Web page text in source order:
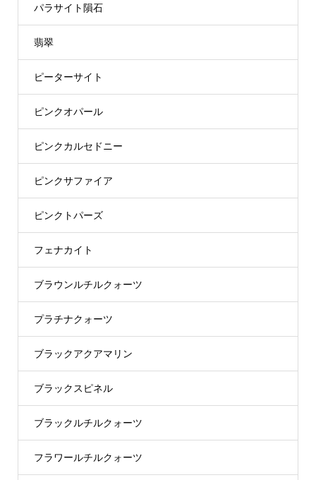
パラサイト隕石
翡翠
ピーターサイト
ピンクオパール
ピンクカルセドニー
ピンクサファイア
ピンクトパーズ
フェナカイト
ブラウンルチルクォーツ
プラチナクォーツ
ブラックアクアマリン
ブラックスピネル
ブラックルチルクォーツ
フラワールチルクォーツ